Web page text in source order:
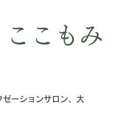
ここもみ
ーションサロン、大